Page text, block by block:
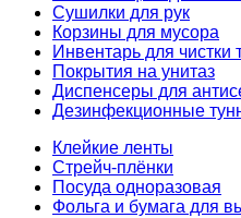
Сушилки для рук
Корзины для мусора
Инвентарь для чистки
Покрытия на унитаз
Диспенсеры для
Дезинфекционные
Клейкие ленты
Стрейч-плёнки
Посуда одноразовая
Фольга и бумага для